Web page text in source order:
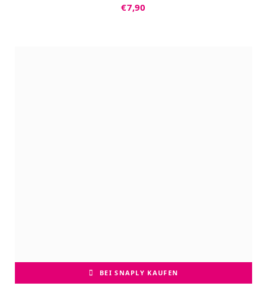
€7,90
BEI SNAPLY KAUFEN